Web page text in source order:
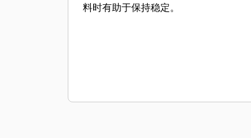
料时有助于保持稳定。